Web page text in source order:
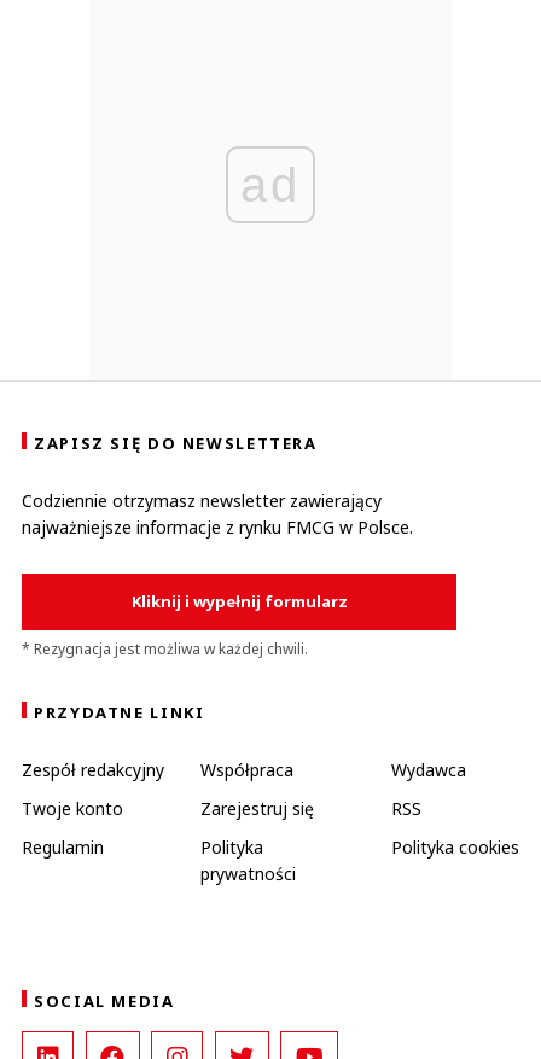
ad
ZAPISZ SIĘ DO NEWSLETTERA
Codziennie otrzymasz newsletter zawierający
najważniejsze informacje z rynku FMCG w Polsce.
Kliknij i wypełnij formularz
* Rezygnacja jest możliwa w każdej chwili.
PRZYDATNE LINKI
Zespół redakcyjny Współpraca
Wydawca
Twoje konto
Zarejestruj się
RSS
Regulamin
Polityka
prywatności
Polityka cookies
SOCIAL MEDIA